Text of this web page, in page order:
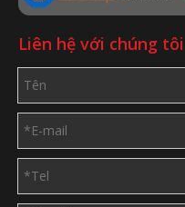
Liên hệ với chúng tôi